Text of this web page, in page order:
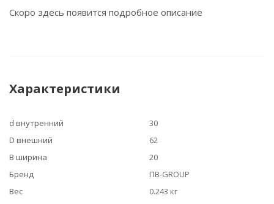
Скоро здесь появится подробное описание
Характеристики
d внутренний
30
D внешний
62
B ширина
20
Бренд
ПВ-GROUP
Вес
0.243 кг